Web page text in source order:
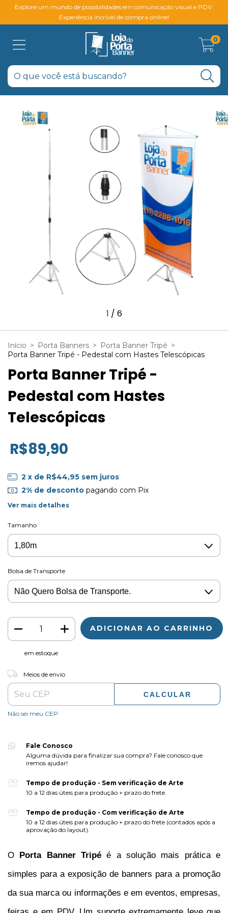
Explore um mundo de possibilidades em comunicação visual e PDV.
Experiência incrível de compra online!
0
1 / 6
Início > Porta Banners > Porta Banner Tripé >
Porta Banner Tripé - Pedestal com Hastes Telescópicas
Porta Banner Tripé -
Pedestal com Hastes
Telescópicas
R$89,90
2 x de R$44,95 sem juros
2% de descontopagando com Pix
Ver mais detalhes
Tamanho
Bolsa de Transporte
em estoque
Entregas para o CEP:
Meios de envio
CALCULAR
Não sei meu CEP
Fale Conosco
Alguma dúvida para finalizar sua compra? Fale conosco que
iremos ajudar!
Tempo de produção - Sem verificação de Arte
10 a 12 dias úteis para produção + prazo do frete.
Tempo de produção - Com verificação de Arte
10 a 12 dias úteis para produção + prazo do frete (contados após a
aprovação do layout).
O Porta Banner Tripé é a solução mais prática e
simples para a exposição de banners para a promoção
da sua marca ou informações e em eventos, empresas,